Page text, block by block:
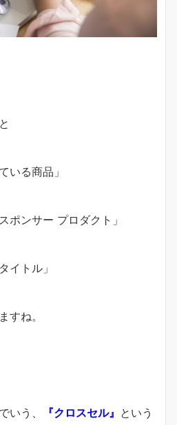
いる商品」
ポンサー プロダクト」
イトル」
すね。
いう、 『クロスセル』 という